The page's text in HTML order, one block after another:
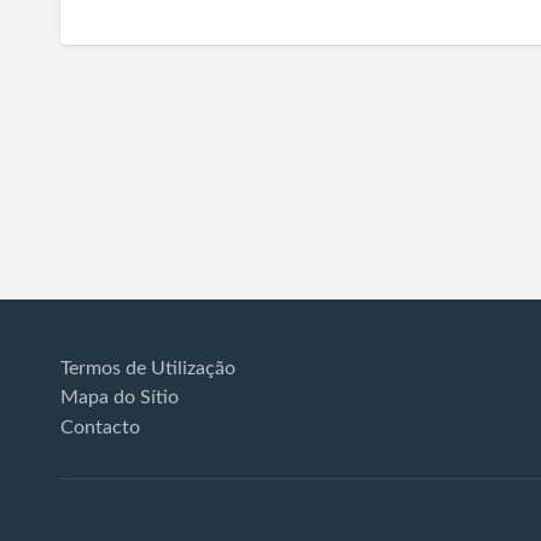
Termos de Utilização
Mapa do Sítio
Contacto